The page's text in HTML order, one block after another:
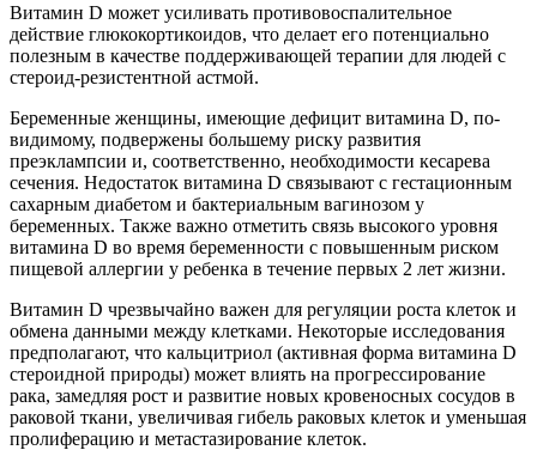
Витамин D может усиливать противовоспалительное
действие глюкокортикоидов, что делает его потенциально
полезным в качестве поддерживающей терапии для людей с
стероид-резистентной астмой.
Беременные женщины, имеющие дефицит витамина D, по-
видимому, подвержены большему риску развития
преэклампсии и, соответственно, необходимости кесарева
сечения. Недостаток витамина D связывают с гестационным
сахарным диабетом и бактериальным вагинозом у
беременных. Также важно отметить связь высокого уровня
витамина D во время беременности с повышенным риском
пищевой аллергии у ребенка в течение первых 2 лет жизни.
Витамин D чрезвычайно важен для регуляции роста клеток и
обмена данными между клетками. Некоторые исследования
предполагают, что кальцитриол (активная форма витамина D
стероидной природы) может влиять на прогрессирование
рака, замедляя рост и развитие новых кровеносных сосудов в
раковой ткани, увеличивая гибель раковых клеток и уменьшая
пролиферацию и метастазирование клеток.